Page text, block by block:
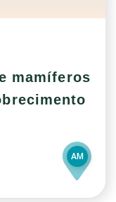
mamíferos
AM